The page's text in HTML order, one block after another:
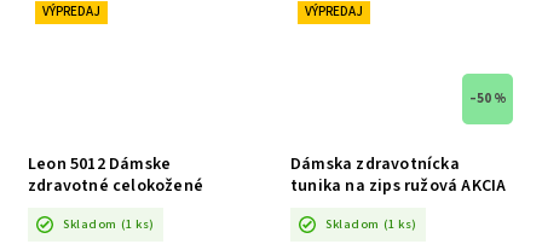
VÝPREDAJ
Leon 5012 Dámske
zdravotné celokožené
Skladom (1 ks)
VÝPREDAJ
–50 %
Dámska zdravotnícka
tunika na zips ružová AKCIA
Skladom (1 ks)